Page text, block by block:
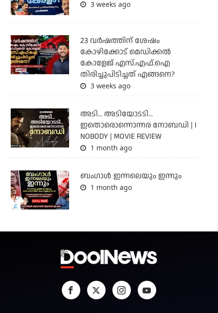
3 weeks ago
23 വർഷത്തിന് ശേഷം
കോഴിക്കോട് മെഡിക്കൽ
കോളേജ് എസ്.എഫ്.ഐ
തിരിച്ചുപിടിച്ചത് എങ്ങനെ?
3 weeks ago
അടി... അടിയോടടി...
ഇതൊരൊന്നൊന്നര നോബഡി | I
NOBODY | MOVIE REVIEW
1 month ago
ബംഗാള്‍ ഇന്നലെയും ഇന്നും
1 month ago